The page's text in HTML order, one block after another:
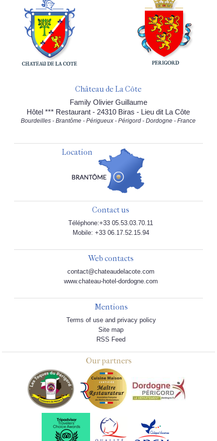
Château de La Côte
Family Olivier Guillaume
Hôtel *** Restaurant - 24310 Biras - Lieu dit La Côte
Bourdeilles - Brantôme - Périgueux - Périgord - Dordogne - France
Location
Contact us
Téléphone:+33 05.53.03.70.11
Mobile: +33 06.17.52.15.94
Web contacts
contact@chateaudelacote.com
www.chateau-hotel-dordogne.com
Mentions
Terms of use and privacy policy
Site map
RSS Feed
Our partners